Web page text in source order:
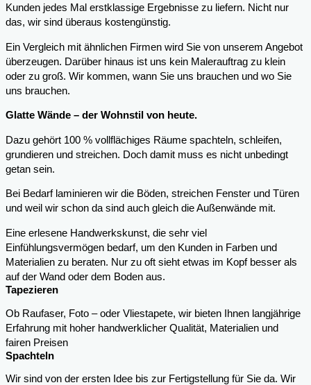
Kunden jedes Mal erstklassige Ergebnisse zu liefern. Nicht nur
das, wir sind überaus kostengünstig.
Ein Vergleich mit ähnlichen Firmen wird Sie von unserem Angebot
überzeugen. Darüber hinaus ist uns kein Malerauftrag zu klein
oder zu groß. Wir kommen, wann Sie uns brauchen und wo Sie
uns brauchen.
Glatte Wände – der Wohnstil von heute.
Dazu gehört 100 % vollflächiges Räume spachteln, schleifen,
grundieren und streichen. Doch damit muss es nicht unbedingt
getan sein.
Bei Bedarf laminieren wir die Böden, streichen Fenster und Türen
und weil wir schon da sind auch gleich die Außenwände mit.
Eine erlesene Handwerkskunst, die sehr viel
Einfühlungsvermögen bedarf, um den Kunden in Farben und
Materialien zu beraten. Nur zu oft sieht etwas im Kopf besser als
auf der Wand oder dem Boden aus.
Tapezieren
Ob Raufaser, Foto – oder Vliestapete, wir bieten Ihnen langjährige
Erfahrung mit hoher handwerklicher Qualität, Materialien und
fairen Preisen
Spachteln
Wir sind von der ersten Idee bis zur Fertigstellung für Sie da. Wir